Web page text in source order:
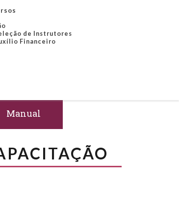
de Instrutores
Financeiro
Manual